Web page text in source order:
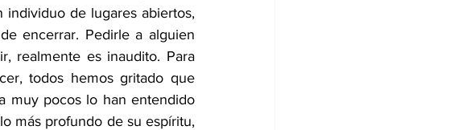
de lugares abiertos,
encerrar. Pedirle a alguien
realmente es inaudito. Para
todos hemos gritado que
muy pocos lo han entendido
más profundo de su espíritu,